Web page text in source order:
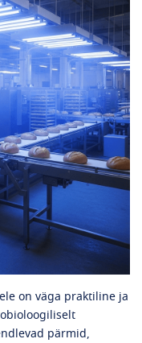
on väga praktiline ja
pärmid,